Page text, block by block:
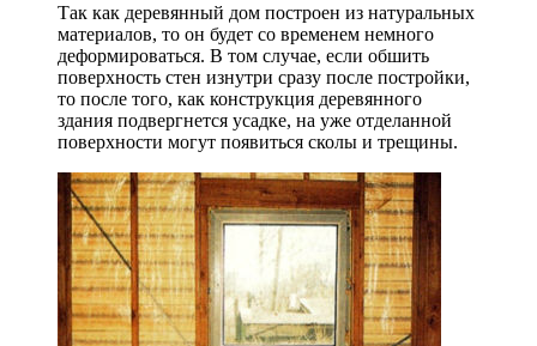
Так как деревянный дом построен из натуральных
материалов, то он будет со временем немного
деформироваться. В том случае, если обшить
поверхность стен изнутри сразу после постройки,
то после того, как конструкция деревянного
здания подвергнется усадке, на уже отделанной
поверхности могут появиться сколы и трещины.